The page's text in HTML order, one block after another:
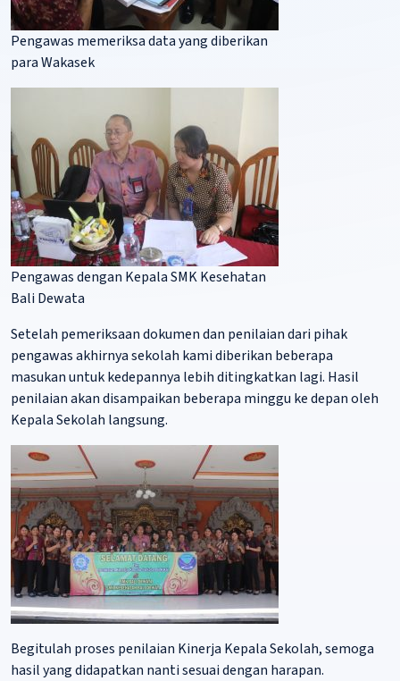
Pengawas memeriksa data yang diberikan
para Wakasek
Pengawas dengan Kepala SMK Kesehatan
Bali Dewata
Setelah pemeriksaan dokumen dan penilaian dari pihak
pengawas akhirnya sekolah kami diberikan beberapa
masukan untuk kedepannya lebih ditingkatkan lagi. Hasil
penilaian akan disampaikan beberapa minggu ke depan oleh
Kepala Sekolah langsung.
Begitulah proses penilaian Kinerja Kepala Sekolah, semoga
hasil yang didapatkan nanti sesuai dengan harapan.